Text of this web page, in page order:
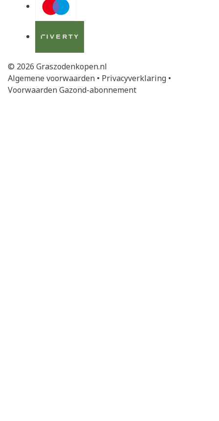
© 2026 Graszodenkopen.nl
Algemene voorwaarden • Privacyverklaring •
Voorwaarden Gazond-abonnement